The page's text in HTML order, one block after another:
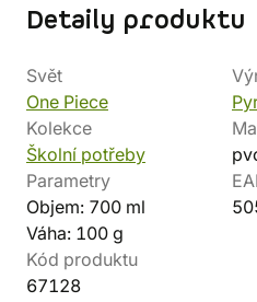
Detaily produktu
Svět
One Piece
Kolekce
Školní potřeby
Parametry
Objem: 700 ml
Váha: 100 g
Kód produktu
67128